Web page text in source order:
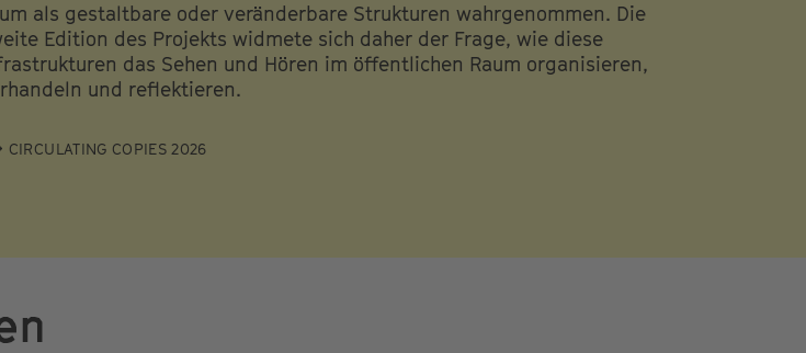
als gestaltbare oder veränderbare Strukturen wahrgenommen. Die
Edition des Projekts widmete sich daher der Frage, wie diese
das Sehen und Hören im öffentlichen Raum organisieren,
und reflektieren.
CIRCULATING COPIES 2026